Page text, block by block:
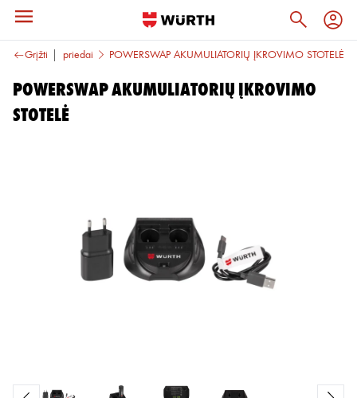
Grįžti ir priedai POWERSWAP AKUMULIATORIŲ ĮKROVIMO STOTELĖ
POWERSWAP AKUMULIATORIŲ ĮKROVIMO
STOTELĖ